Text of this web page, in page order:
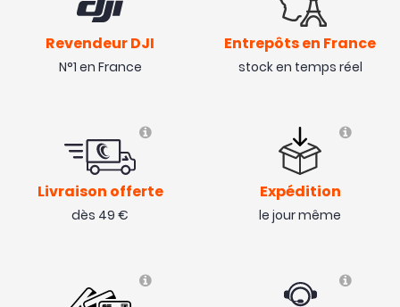
Revendeur DJI
N°1 en France
Entrepôts en France
stock en temps réel
Livraison offerte
dès 49 €
Expédition
le jour même